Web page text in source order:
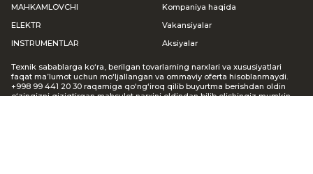
MAHKAMLOVCHI
ELEKTR
INSTRUMENTLAR
Kompaniya haqida
Vakansiyalar
Aksiyalar
Texnik sabablarga ko‘ra, berilgan tovarlarning narxlari va xususiyatlari
faqat ma’lumot uchun mo‘ljallangan va ommaviy oferta hisoblanmaydi.
+998 99 441 20 30 raqamiga qo‘ng‘iroq qilib buyurtma berishdan oldin
o‘zingizni qiziqtirgan mahsulot narxini oldindan bilib olishingiz mumkin.